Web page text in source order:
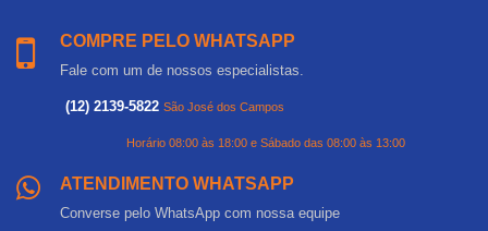
COMPRE PELO WHATSAPP
Fale com um de nossos especialistas.
(12) 2139-5822 São José dos Campos
Horário 08:00 às 18:00 e Sábado das 08:00 às 13:00
ATENDIMENTO WHATSAPP
Converse pelo WhatsApp com nossa equipe